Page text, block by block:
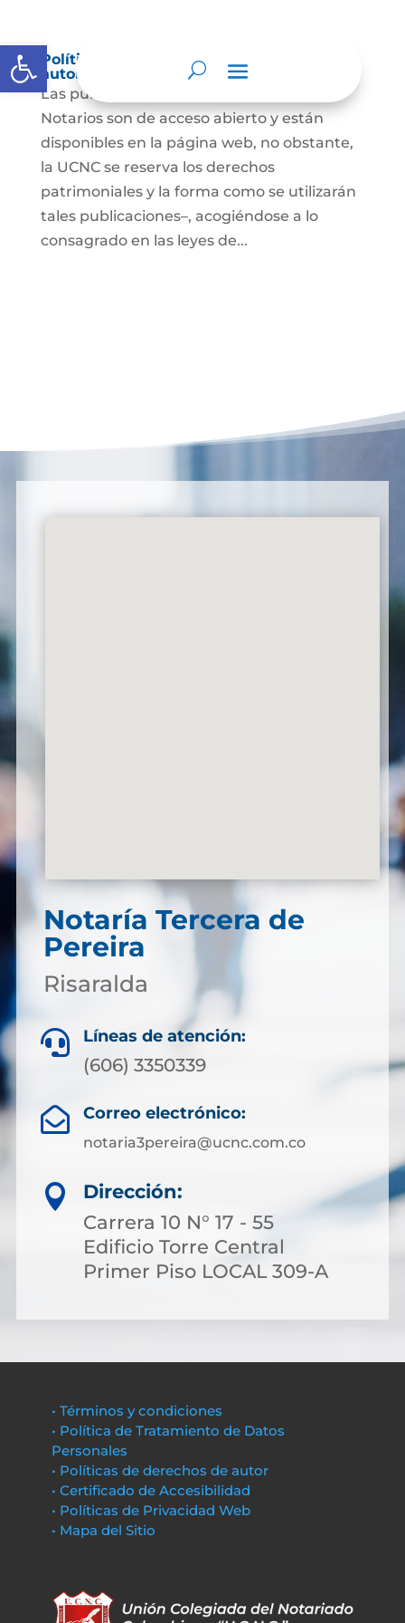
Abrir barra de herramientas
Política de derechos de autor y/o
autorización de uso sobre los contenidos
Las publicaciones de la UCNC y de los
Notarios son de acceso abierto y están
disponibles en la página web, no obstante,
la UCNC se reserva los derechos
patrimoniales y la forma como se utilizarán
tales publicaciones–, acogiéndose a lo
consagrado en las leyes de...
Notaría Tercera de
Pereira
Risaralda
 Líneas de atención:
(606) 3350339
 Correo electrónico:
notaria3pereira@ucnc.com.co

Dirección:
Carrera 10 N° 17 - 55
Edificio Torre Central
Primer Piso LOCAL 309-A
• Términos y condiciones
• Política de Tratamiento de Datos
Personales
• Políticas de derechos de autor
• Certificado de Accesibilidad
• Políticas de Privacidad Web
• Mapa del Sitio